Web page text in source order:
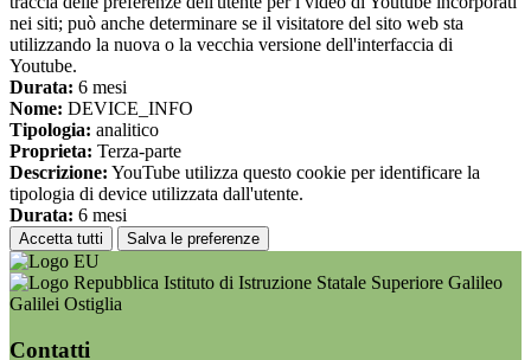
nei siti; può anche determinare se il visitatore del sito web sta
utilizzando la nuova o la vecchia versione dell'interfaccia di
Youtube.
Durata: 6 mesi
Nome: DEVICE_INFO
Tipologia: analitico
Proprieta: Terza-parte
Descrizione: YouTube utilizza questo cookie per identificare la
tipologia di device utilizzata dall'utente.
Durata: 6 mesi
Accetta tutti Salva le preferenze
Istituto di Istruzione Statale Superiore Galileo
Galilei Ostiglia
Contatti